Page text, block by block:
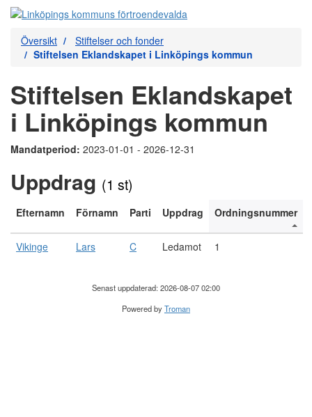
Översikt
Stiftelser och fonder
Stiftelsen Eklandskapet i Linköpings kommun
Stiftelsen Eklandskapet
i Linköpings kommun
Mandatperiod: 2023-01-01 - 2026-12-31
Uppdrag (1 st)
Efternamn Förnamn Parti Uppdrag Ordningsnummer
Vikinge Lars C Ledamot 1
Senast uppdaterad: 2026-08-07 02:00
Powered byTroman